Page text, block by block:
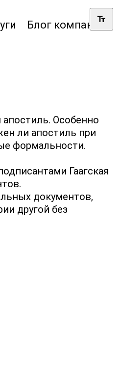
Блог компании
Особенно
ли апостиль при
формальности.
Гаагская
документов,
другой без